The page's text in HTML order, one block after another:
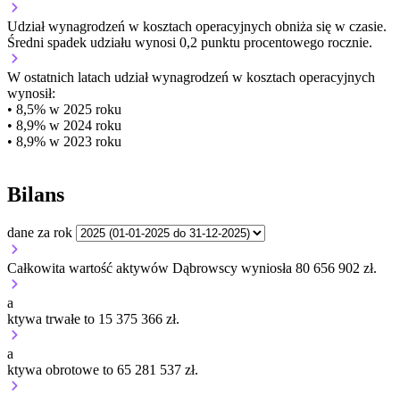
Udział wynagrodzeń w kosztach operacyjnych obniża się w czasie.
Średni spadek udziału wynosi 0,2 punktu procentowego rocznie.
W ostatnich latach udział wynagrodzeń w kosztach operacyjnych
wynosił:
• 8,5% w 2025 roku
• 8,9% w 2024 roku
• 8,9% w 2023 roku
Bilans
dane za rok
Całkowita wartość aktywów Dąbrowscy wyniosła 80 656 902 zł.
a
ktywa trwałe to 15 375 366 zł.
a
ktywa obrotowe to 65 281 537 zł.